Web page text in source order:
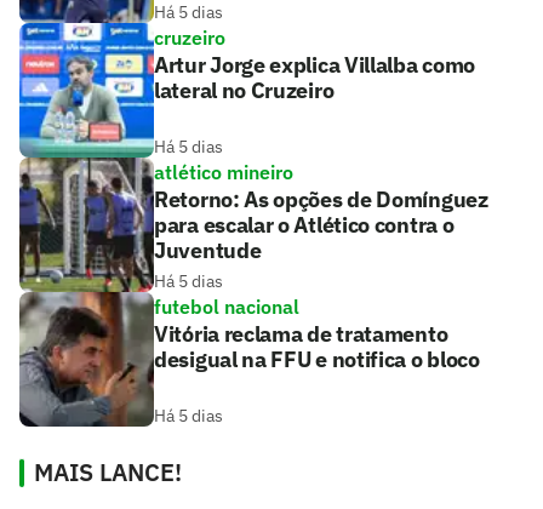
Há 5 dias
cruzeiro
Artur Jorge explica Villalba como
lateral no Cruzeiro
Há 5 dias
atlético mineiro
Retorno: As opções de Domínguez
para escalar o Atlético contra o
Juventude
Há 5 dias
futebol nacional
Vitória reclama de tratamento
desigual na FFU e notifica o bloco
Há 5 dias
MAIS LANCE!